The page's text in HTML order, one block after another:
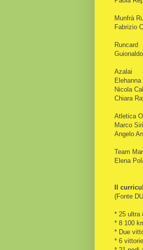
Munfrà
Fabrizio
Runcard
Azalai
Nicola
Chiara
Atletica
Marco
Angelo
Team
Elena
Il
(Fonte
* 25 ultra
* 8 100
* Due
* 6